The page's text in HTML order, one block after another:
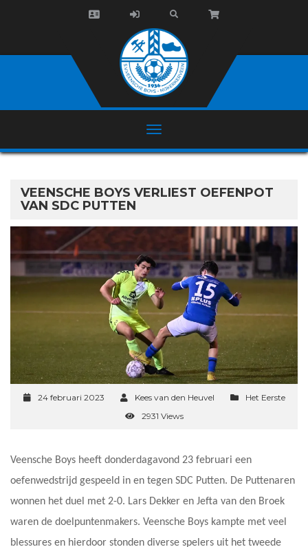
VEENSCHE BOYS VERLIEST OEFENPOT
VAN SDC PUTTEN
24 februari 2023 Kees van den Heuvel
Het Eerste
2931 Views
Veensche Boys heeft donderdagavond 23 februari een
oefenwedstrijd gespeeld in en tegen SDC Putten. De Puttenaren
wonnen het duel met 2-0. Lars Dekker en Jefta van den Broek
waren de doelpuntenmakers. Veensche Boys kampte met veel
blessures en hierdoor stonden diverse spelers uit het tweede